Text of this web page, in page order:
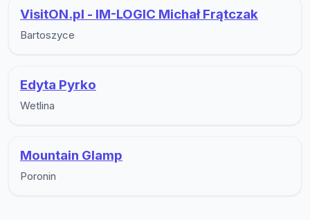
VisitON.pl - IM-LOGIC Michał Frątczak
Bartoszyce
Edyta Pyrko
Wetlina
Mountain Glamp
Poronin